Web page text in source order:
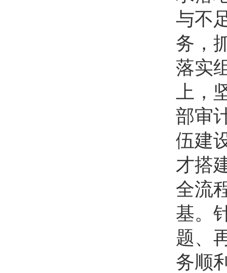
与不
务，
落实
上，
部审
伍建
才搭
全流
基。
题、
务顺